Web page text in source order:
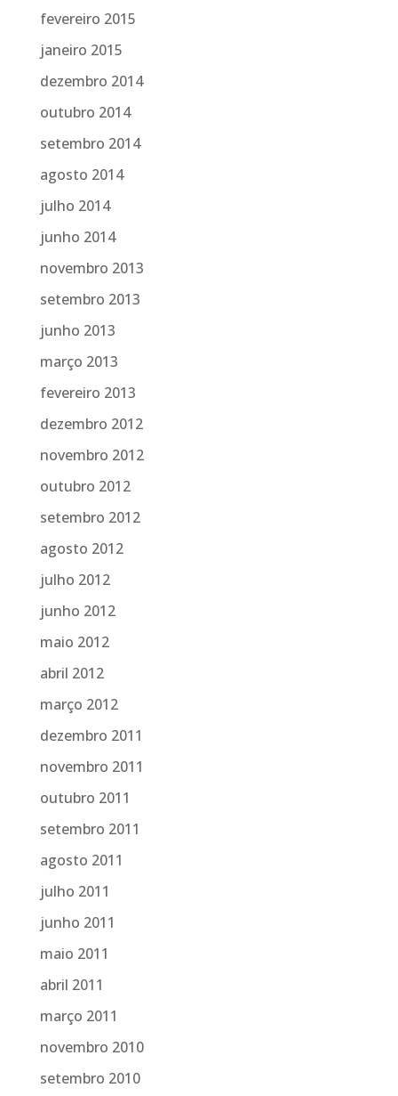
fevereiro 2015
janeiro 2015
dezembro 2014
outubro 2014
setembro 2014
agosto 2014
julho 2014
junho 2014
novembro 2013
setembro 2013
junho 2013
março 2013
fevereiro 2013
dezembro 2012
novembro 2012
outubro 2012
setembro 2012
agosto 2012
julho 2012
junho 2012
maio 2012
abril 2012
março 2012
dezembro 2011
novembro 2011
outubro 2011
setembro 2011
agosto 2011
julho 2011
junho 2011
maio 2011
abril 2011
março 2011
novembro 2010
setembro 2010